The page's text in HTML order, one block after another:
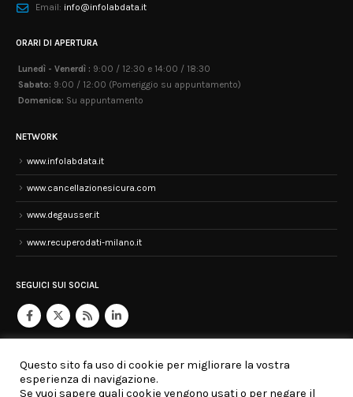
Email: info@infolabdata.it
ORARI DI APERTURA
Lunedì - Venerdì : 9:00 / 12:30 e 14:00 / 18:30
Sabato: 9:00 / 12:00 (Pomeriggio su appuntamento)
Domenica: Su appuntamento
NETWORK
www.infolabdata.it
www.cancellazionesicura.com
www.degausser.it
www.recuperodati-milano.it
SEGUICI SUI SOCIAL
Questo sito fa uso di cookie per migliorare la vostra
esperienza di navigazione.
Se vuoi sapere quali cookie vengono usati o per negare il